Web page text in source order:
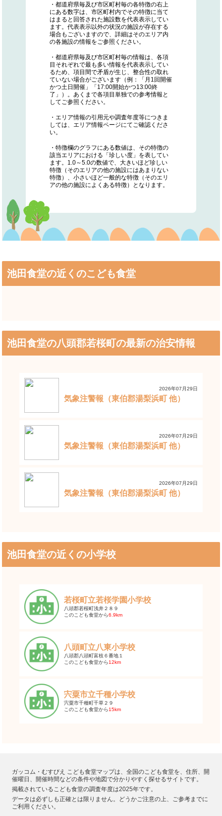
・都道府県毎及び市区町村毎の各特徴の右上
にある数字は、市区町村内でその特徴に当て
はまると回答された施設数を代表表示してい
ます。代表表示以外の状況の施設が存在する
場合もございますので、詳細はそのエリア内
の各施設の情報をご参照ください。
・都道府県毎及び市区町村毎の情報は、各項
目それぞれで最も多い情報を代表表示してい
るため、項目間で矛盾が生じ、整合性の取れ
ていない場合がございます（例：「月1回開催
かつ土日開催」「17:00開始かつ13:00終
了」）。あくまで各項目単独での参考情報と
してご参照ください。
・エリア情報の引用元や調査年度等につきま
しては、エリア情報ページにてご確認くださ
い。
・特徴欄のグラフにある数値は、その特徴の
該当エリアにおける「珍しい度」を表してい
ます。1.0～5.0の数値で、大きいほど珍しい
特徴（そのエリアの他の施設にはあまりない
特徴）、小さいほど一般的な特徴（そのエリ
アの他の施設によくある特徴）となります。
池田食堂の近くのこども食堂
池田食堂の八頭郡若桜町の最新の治安情報
2026年07月29日
気象注警報（東伯郡湯梨浜町 他）
2026年07月29日
気象注警報（東伯郡湯梨浜町 他）
2026年07月29日
気象注警報（東伯郡湯梨浜町 他）
池田食堂の近くの小学校
若桜町立若桜学園小学校
八頭郡若桜町浅井２８９
このこども食堂から6.9km
八頭町立八東小学校
八頭郡八頭町富枝６番地１
このこども食堂から12km
宍粟市立千種小学校
宍粟市千種町千草２９
このこども食堂から15km
ガッコム・むすびえ こども食堂マップは、全国のこども食堂を、住所、開
催曜日、開催時間などの条件や地図で分かりやすく探せるサイトです。
掲載されているこども食堂の調査年度は2025年です。
データは必ずしも正確とは限りません。どうかご注意の上、ご参考までに
ご利用ください。